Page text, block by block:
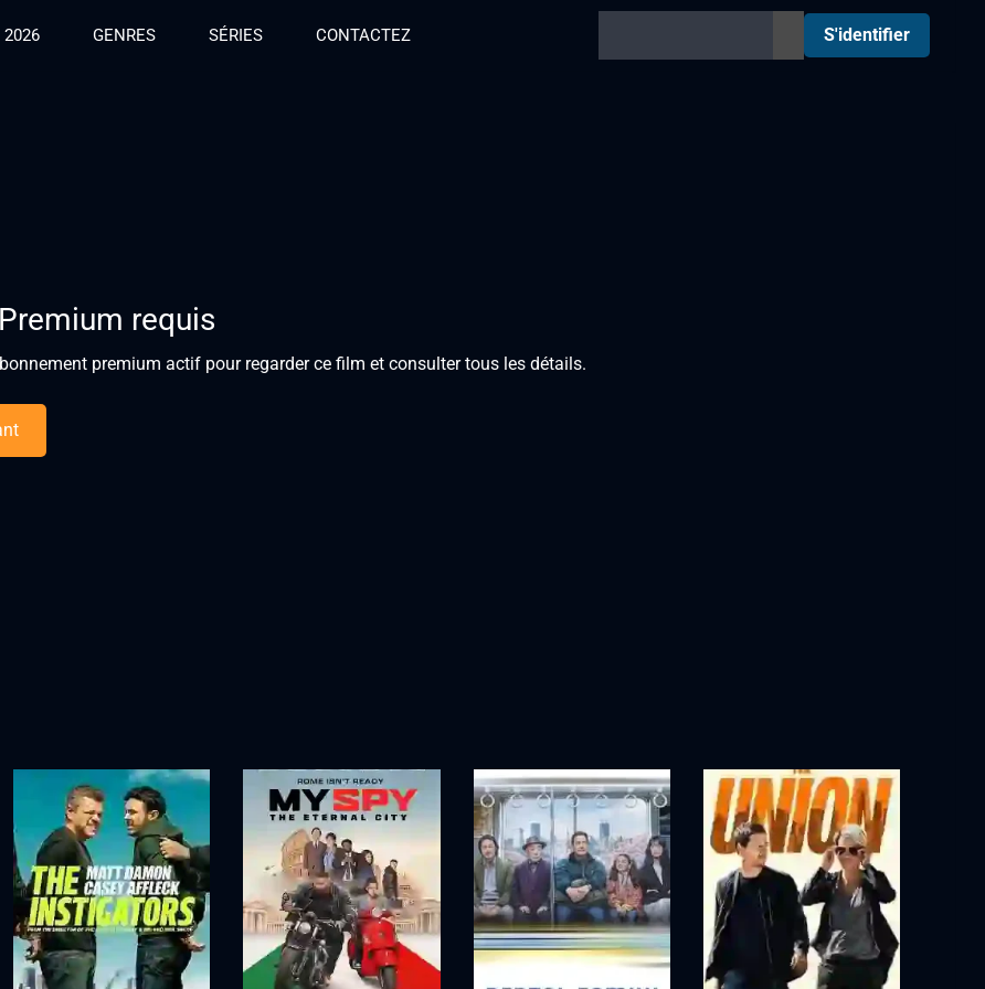
2026 GENRES SÉRIES CONTACTEZ S'identifier
requis
premium actif pour regarder ce film et consulter tous les détails.